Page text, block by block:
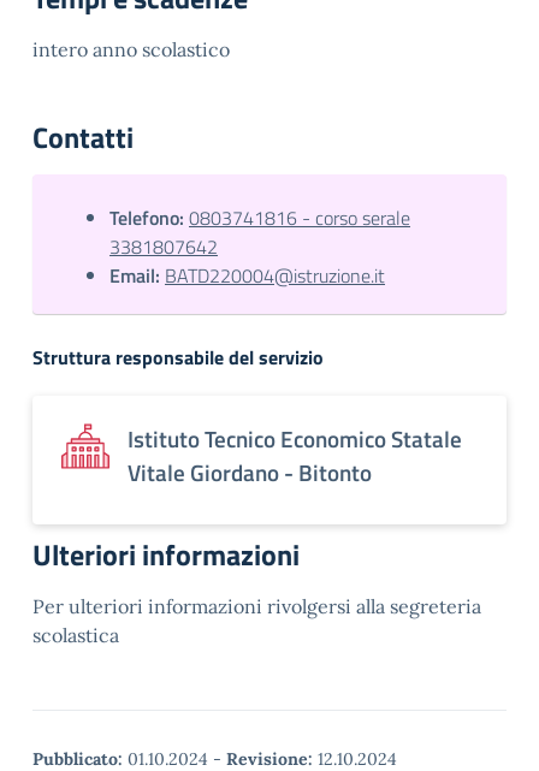
intero anno scolastico
Contatti
Telefono: 0803741816 - corso serale
3381807642
Email: BATD220004@istruzione.it
Struttura responsabile del servizio
Istituto Tecnico Economico Statale
Vitale Giordano - Bitonto
Ulteriori informazioni
Per ulteriori informazioni rivolgersi alla segreteria
scolastica
Pubblicato: 01.10.2024 - Revisione: 12.10.2024